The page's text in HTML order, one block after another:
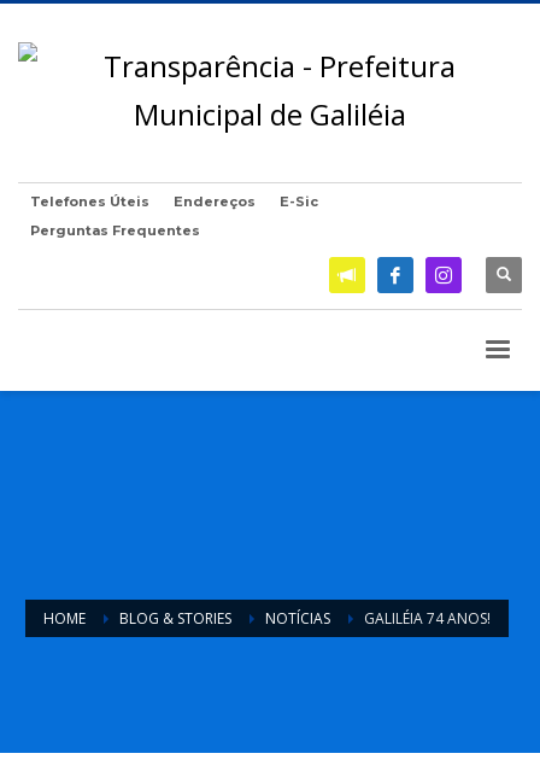
Telefones Úteis Endereços
E-Sic
Perguntas Frequentes
HOME BLOG & STORIES NOTÍCIAS GALILÉIA 74 ANOS!